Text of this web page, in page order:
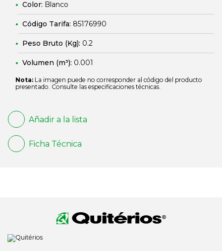
Color: Blanco
Código Tarifa: 85176990
Peso Bruto (Kg): 0.2
Volumen (m³): 0.001
Nota: La imagen puede no corresponder al código del producto
presentado. Consulte las especificaciones técnicas.
Añadir a la lista
Ficha Técnica